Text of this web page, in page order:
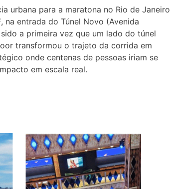
urbana para a maratona no Rio de Janeiro
na entrada do Túnel Novo (Avenida
a primeira vez que um lado do túnel
transformou o trajeto da corrida em
onde centenas de pessoas iriam se
em escala real.